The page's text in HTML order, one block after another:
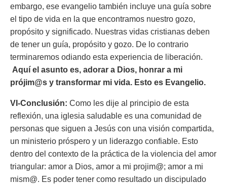
embargo, ese evangelio también incluye una guía sobre
el tipo de vida en la que encontramos nuestro gozo,
propósito y significado. Nuestras vidas cristianas deben
de tener un guía, propósito y gozo. De lo contrario
terminaremos odiando esta experiencia de liberación.
Aquí el asunto es, adorar a Dios, honrar a mi
prójim@s y transformar mi vida. Esto es Evangelio.
VI-Conclusión: Como les dije al principio de esta
reflexión, una iglesia saludable es una comunidad de
personas que siguen a Jesús con una visión compartida,
un ministerio próspero y un liderazgo confiable. Esto
dentro del contexto de la práctica de la violencia del amor
triangular: amor a Dios, amor a mi projim@; amor a mi
mism@. Es poder tener como resultado un discipulado